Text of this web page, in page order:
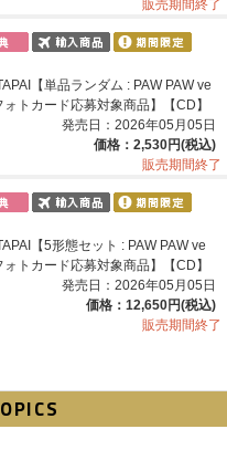
販売期間終了
【単品ランダム : PAW PAW ve
トカード応募対象商品】【CD】
発売日：2026年05月05日
価格：2,530円(税込)
販売期間終了
【5形態セット : PAW PAW ve
トカード応募対象商品】【CD】
発売日：2026年05月05日
価格：12,650円(税込)
販売期間終了